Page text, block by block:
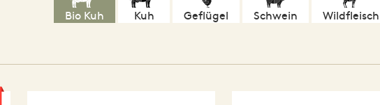
Bio Kuh Kuh Geflügel Schwein Wildfleisch